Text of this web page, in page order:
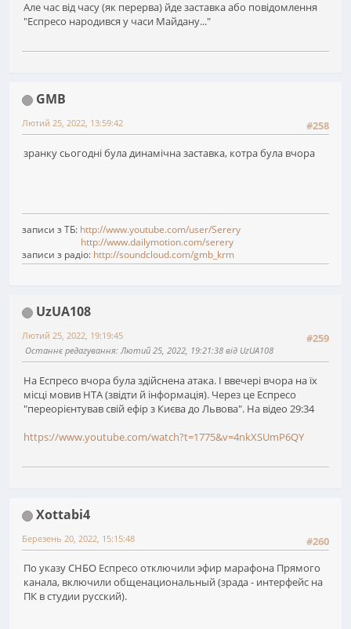
Але час від часу (як перерва) йде заставка або повідомлення
"Еспресо народився у часи Майдану..."
GMB
#258
Лютий 25, 2022, 13:59:42
зранку сьогодні була динамічна заставка, котра була вчора
записи з ТБ: http://www.youtube.com/user/Serery
http://www.dailymotion.com/serery
записи з радіо: http://soundcloud.com/gmb_krm
UzUA108
#259
Лютий 25, 2022, 19:19:45
Останнє редагування: Лютий 25, 2022, 19:21:38 від UzUA108
На Еспресо вчора була здійснена атака. І ввечері вчора на їх
місці мовив НТА (звідти й інформація). Через це Еспресо
"переорієнтував свій ефір з Києва до Львова". На відео 29:34
https://www.youtube.com/watch?t=1775&v=4nkXSUmP6QY
Xottabi4
#260
Березень 20, 2022, 15:15:48
По указу СНБО Еспресо отключили эфир марафона Прямого
канала, включили общенациональный (зрада - интерфейс на
ПК в студии русский).